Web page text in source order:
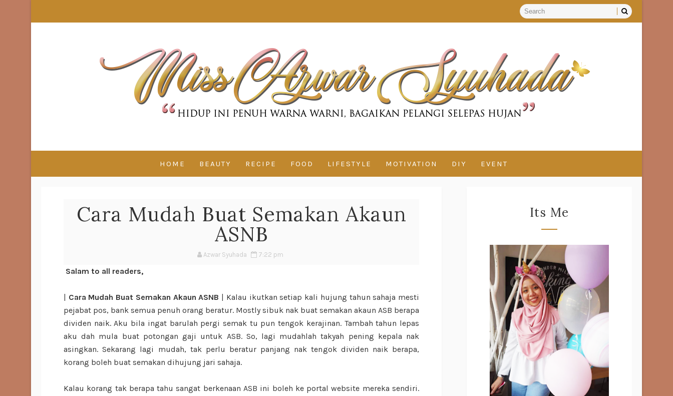
HOME BEAUTY RECIPE FOOD LIFESTYLE MOTIVATION DIY EVENT
Cara Mudah Buat Semakan Akaun
ASNB
Azwar Syuhada 7:22 pm
Salam to all readers,
| Cara Mudah Buat Semakan Akaun ASNB | Kalau ikutkan setiap kali hujung tahun sahaja mesti
pejabat pos, bank semua penuh orang beratur. Mostly sibuk nak buat semakan akaun ASB berapa
dividen naik. Aku bila ingat barulah pergi semak tu pun tengok kerajinan. Tambah tahun lepas
aku dah mula buat potongan gaji untuk ASB. So, lagi mudahlah takyah pening kepala nak
asingkan. Sekarang lagi mudah, tak perlu beratur panjang nak tengok dividen naik berapa,
korang boleh buat semakan dihujung jari sahaja.
Kalau korang tak berapa tahu sangat berkenaan ASB ini boleh ke portal website mereka sendiri.
Its Me